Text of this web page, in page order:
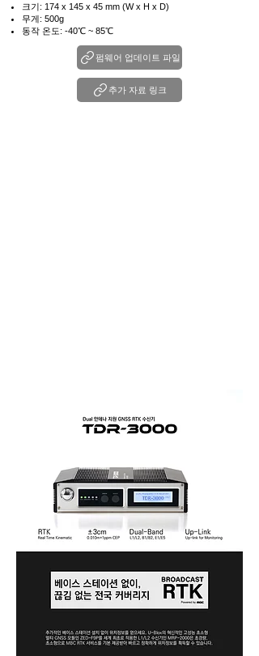
크기: 174 x 145 x 45 mm (W x H x D)
무게: 500g
동작 온도: -40℃ ~ 85℃
펌웨어 업데이트 파일
추가 자료 링크